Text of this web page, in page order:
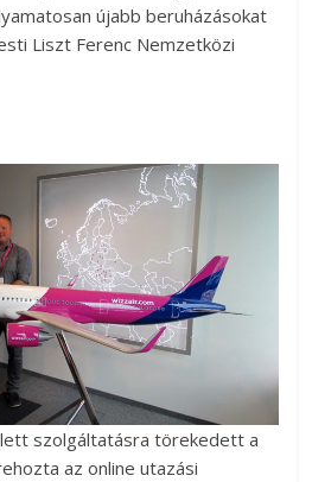
újabb beruházásokat
Liszt Ferenc Nemzetközi
szolgáltatásra törekedett a
az online utazási